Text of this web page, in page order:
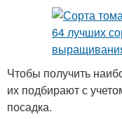
Чтобы получить
их подбирают с
посадка.